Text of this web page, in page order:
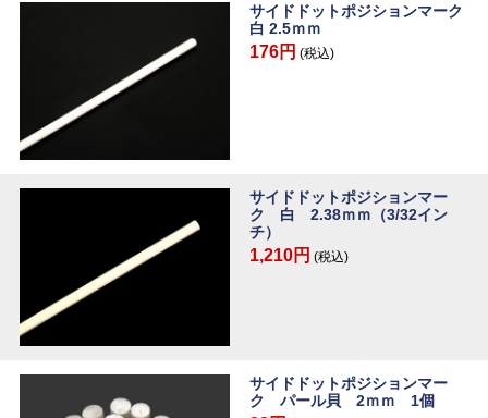
サイドドットポジションマーク
白 2.5ｍｍ
176円 (税込)
サイドドットポジションマー
ク 白 2.38ｍｍ（3/32イン
チ）
1,210円 (税込)
サイドドットポジションマー
ク パール貝 2ｍｍ 1個